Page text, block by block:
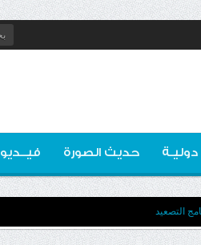
دوليـة حديث الصورة فيــديو
التصعيد